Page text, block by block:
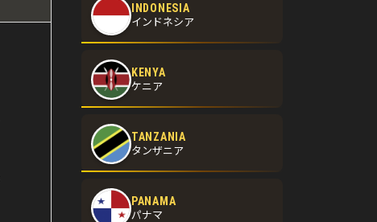
INDONESIA
インドネシア
KENYA
ケニア
TANZANIA
タンザニア
PANAMA
パナマ